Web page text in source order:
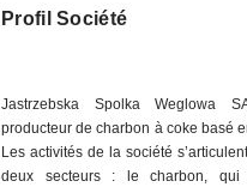
Profil Société
Jastrzebska Spolka Weglowa
producteur de charbon à coke basé
Les activités de la société
deux secteurs : le charbon, qui